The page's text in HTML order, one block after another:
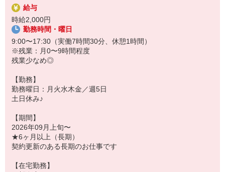
・資格を活かして働きたい
・資格はないけど働ける仕事を見つけたい
給与
時給2,000円
勤務時間・曜日
9:00〜17:30（実働7時間30分、休憩1時間）
※残業：月0〜9時間程度
残業少なめ◎
【勤務】
勤務曜日：月火水木金／週5日
土日休み♪
【期間】
2026年09月上旬〜
★6ヶ月以上（長期）
契約更新のある長期のお仕事です
【在宅勤務】